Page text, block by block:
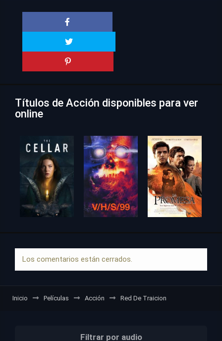
Títulos de Acción disponibles para ver
online
Los comentarios están cerrados.
Inicio Películas Acción Red De Traicion
Filtrar por audio